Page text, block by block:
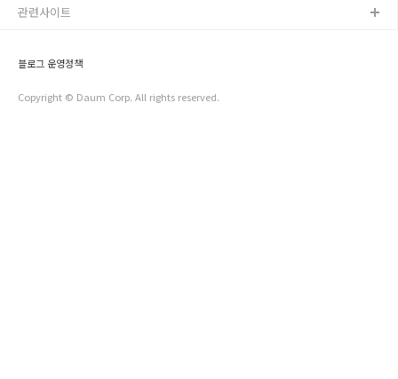
들기 봉사활동을 펼치셨는데요! 빵만 전달했는냐! NONO~ 겨울
지역발전을 위하여 애쓰시기에 더욱 감사함을 느낀 하루였답니
블로그 운영정책
Copyright © Daum Corp. All rights reserved.
관련사이트